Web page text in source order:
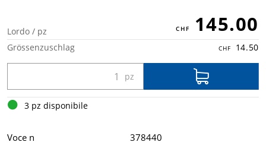
Lordo / pz 145.00
Grössenzuschlag 14.50
3 pz disponibile
Voce n 378440